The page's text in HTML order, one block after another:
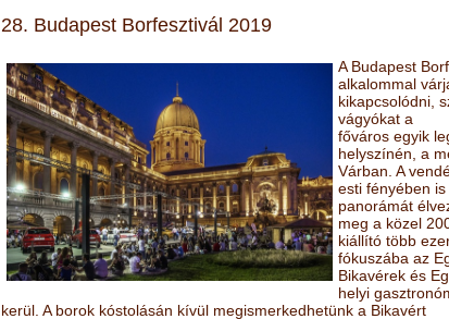
28. Budapest Borfesztivál 2019
A Budapest
alkalommal
kikapcsolódni,
vágyókat a
főváros egyik
helyszínén, a
Várban. A
esti fényében
panorámát
meg a közel
kiállító több
fókuszába az
Bikavérek és
helyi
kerül. A borok kóstolásán kívül megismerkedhetünk a Bikavért